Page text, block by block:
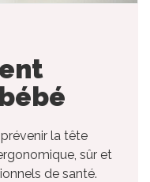
la tête
sûr et
de santé.